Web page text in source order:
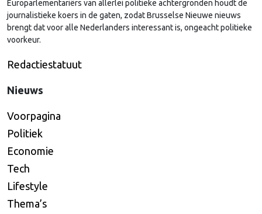
Europarlementariërs van allerlei politieke achtergronden houdt de
journalistieke koers in de gaten, zodat Brusselse Nieuwe nieuws
brengt dat voor alle Nederlanders interessant is, ongeacht politieke
voorkeur.
Redactiestatuut
Nieuws
Voorpagina
Politiek
Economie
Tech
Lifestyle
Thema’s